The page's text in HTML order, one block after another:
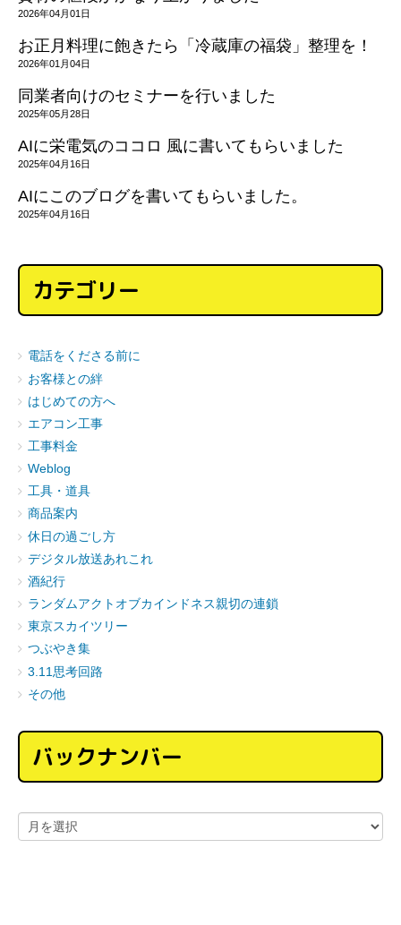
2026年04月01日
お正月料理に飽きたら「冷蔵庫の福袋」整理を！
2026年01月04日
同業者向けのセミナーを行いました
2025年05月28日
AIに栄電気のココロ 風に書いてもらいました
2025年04月16日
AIにこのブログを書いてもらいました。
2025年04月16日
カテゴリー
電話をくださる前に
お客様との絆
はじめての方へ
エアコン工事
工事料金
Weblog
工具・道具
商品案内
休日の過ごし方
デジタル放送あれこれ
酒紀行
ランダムアクトオブカインドネス親切の連鎖
東京スカイツリー
つぶやき集
3.11思考回路
その他
バックナンバー